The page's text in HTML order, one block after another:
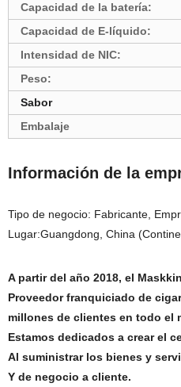
Capacidad de la batería:
Capacidad de E-líquido:
Intensidad de NIC:
Peso:
Sabor
Embalaje
Información de la
Tipo de negocio: Fabricante,
Lugar:Guangdong, China
A partir del año 2018, el
Proveedor franquiciado de
millones de clientes en todo el
Estamos dedicados a crear el
Al suministrar los bienes y
Y de negocio a cliente.